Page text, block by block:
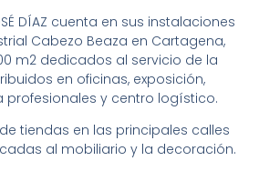
DÍAZ cuenta en sus instalaciones
Cabezo Beaza en Cartagena,
m2 dedicados al servicio de la
en oficinas, exposición,
profesionales y centro logístico.
tiendas en las principales calles
al mobiliario y la decoración.